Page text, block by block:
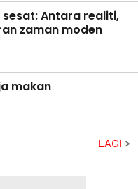
Antara realiti,
zaman moden
makan
LAGI